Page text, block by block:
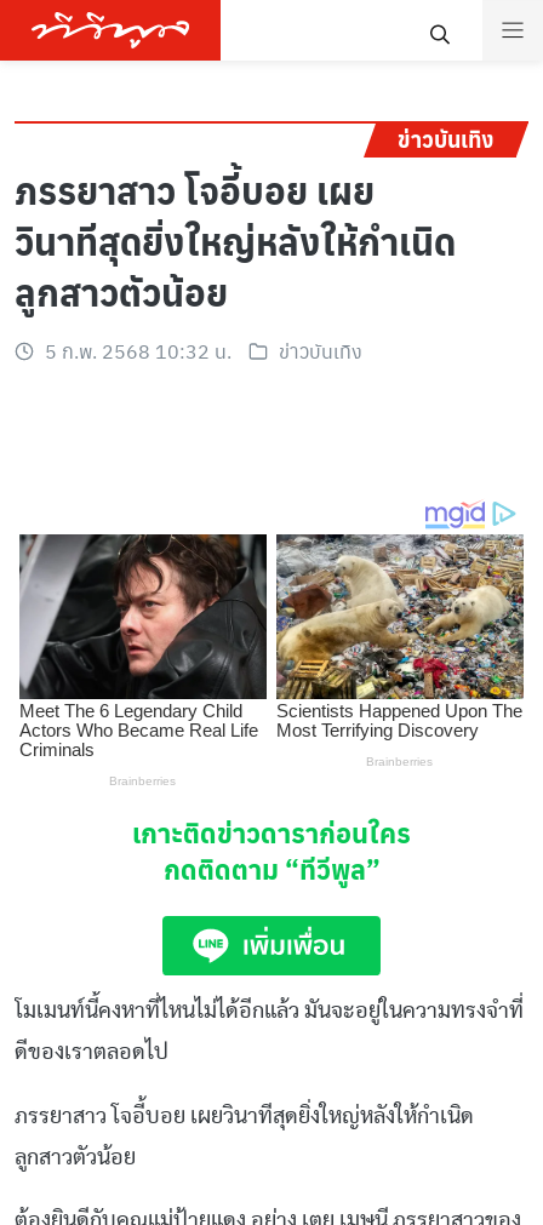
ข่าวบันเทิง
ภรรยาสาว โจอี้บอย เผย
วินาทีสุดยิ่งใหญ่หลังให้กำเนิด
ลูกสาวตัวน้อย
5 ก.พ. 2568 10:32 น. ข่าวบันเทิง
เกาะติดข่าวดาราก่อนใคร
กดติดตาม “ทีวีพูล”
โมเมนท์นี้คงหาที่ไหนไม่ได้อีกแล้ว มันจะอยู่ในความทรงจำที่
ดีของเราตลอดไป
ภรรยาสาว โจอี้บอย เผยวินาทีสุดยิ่งใหญ่หลังให้กำเนิด
ลูกสาวตัวน้อย